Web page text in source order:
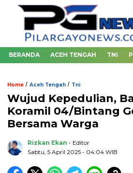
BERANDA ACEH TENGAH TNI
Home / Aceh Tengah / Tni
Wujud Kepedulian,
Koramil 04/Bintang
Bersama Warga
Rizkan Ekan - Editor
Sabtu, 5 April 2025 - 04:04 WIB